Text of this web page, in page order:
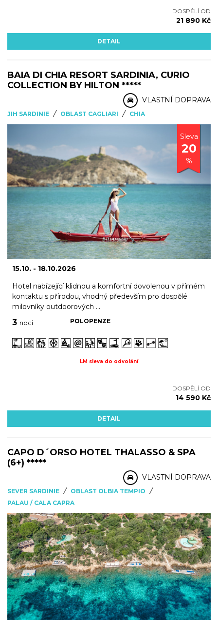
DOSPĚLÍ OD
21 890 Kč
DETAIL
BAIA DI CHIA RESORT SARDINIA, CURIO
COLLECTION BY HILTON *****
VLASTNÍ DOPRAVA
JIH SARDINIE / OBLAST CAGLIARI / CHIA
Sleva
20
%
15.10. - 18.10.2026
Hotel nabízející klidnou a komfortní dovolenou v přímém
kontaktu s přírodou, vhodný především pro dospělé
milovníky outdoorových ...
3 noci POLOPENZE
LM sleva do odvolání
DOSPĚLÍ OD
14 590 Kč
DETAIL
CAPO D´ORSO HOTEL THALASSO & SPA
(6+) *****
VLASTNÍ DOPRAVA
SEVER SARDINIE / OBLAST OLBIA TEMPIO /
PALAU / CALA CAPRA